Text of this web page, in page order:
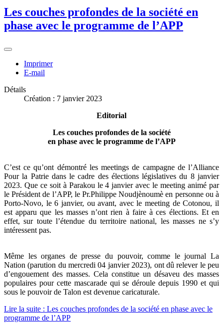
Les couches profondes de la société en
phase avec le programme de l’APP
Imprimer
E-mail
Détails
Création : 7 janvier 2023
Editorial
Les couches profondes de la société
en phase avec le programme de l’APP
C’est ce qu’ont démontré les meetings de campagne de l’Alliance
Pour la Patrie dans le cadre des élections législatives du 8 janvier
2023. Que ce soit à Parakou le 4 janvier avec le meeting animé par
le Président de l’APP, le Pr.Philippe Noudjènoumè en personne ou à
Porto-Novo, le 6 janvier, ou avant, avec le meeting de Cotonou, il
est apparu que les masses n’ont rien à faire à ces élections. Et en
effet, sur toute l’étendue du territoire national, les masses ne s’y
intéressent pas.
Même les organes de presse du pouvoir, comme le journal La
Nation (parution du mercredi 04 janvier 2023), ont dû relever le peu
d’engouement des masses. Cela constitue un désaveu des masses
populaires pour cette mascarade qui se déroule depuis 1990 et qui
sous le pouvoir de Talon est devenue caricaturale.
Lire la suite : Les couches profondes de la société en phase avec le
programme de l’APP